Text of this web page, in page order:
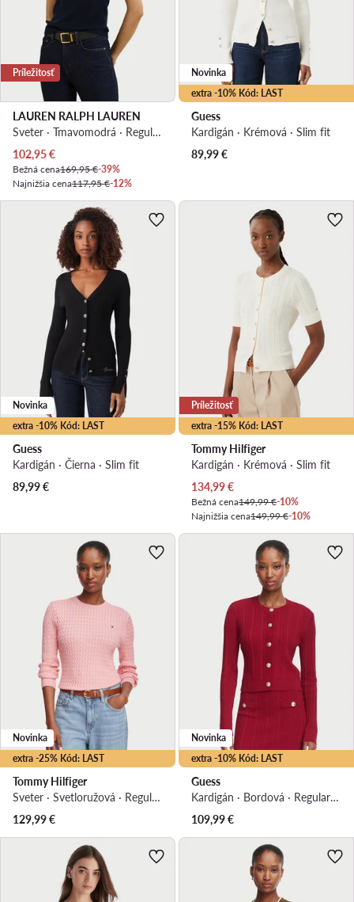
Príležitosť
LAUREN RALPH LAUREN
Sveter · Tmavomodrá · Regular fit
Aktuálna cena
102,95€
Bežná cena169,95 €-39%
Najnižšia cena117,95 €-12%
extra -10% Kód: LAST
Novinka
Guess
Kardigán · Krémová · Slim fit
89,99€
extra -10% Kód: LAST
Novinka
Guess
Kardigán · Čierna · Slim fit
89,99€
extra -15% Kód: LAST
Príležitosť
Tommy Hilfiger
Kardigán · Krémová · Slim fit
Aktuálna cena
134,99€
Bežná cena149,99 €-10%
Najnižšia cena149,99 €-10%
extra -25% Kód: LAST
Novinka
Tommy Hilfiger
Sveter · Svetloružová · Regular fit
129,99€
extra -10% Kód: LAST
Novinka
Guess
Kardigán · Bordová · Regular fit
109,99€